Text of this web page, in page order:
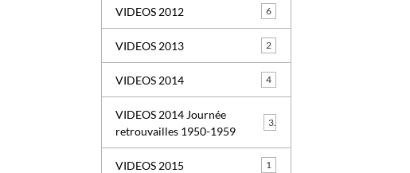
VIDEOS 2012 6
VIDEOS 2013 2
VIDEOS 2014 4
VIDEOS 2014 Journée
retrouvailles 1950-1959
3
VIDEOS 2015 1